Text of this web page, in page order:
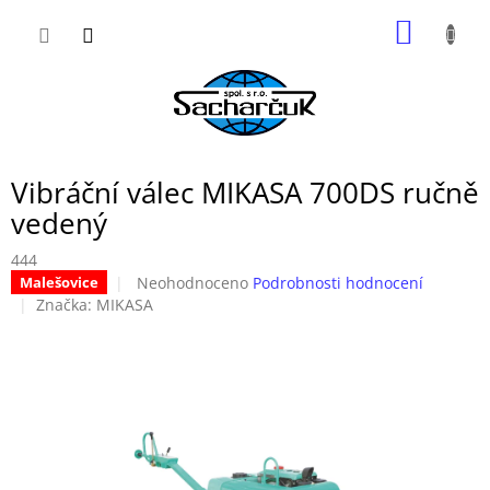
Vibráční válec MIKASA 700DS ručně
vedený
444
Malešovice
Průměrné
hodnocení
hvězdiček.
Neohodnoceno Podrobnosti hodnocení
Značka: MIKASA